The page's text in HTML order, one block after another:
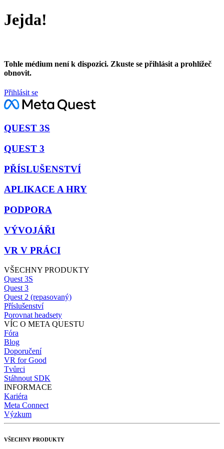
Jejda!
Tohle médium není k dispozici. Zkuste se přihlásit a prohlížeč
obnovit.
Přihlásit se
QUEST 3S
QUEST 3
PŘÍSLUŠENSTVÍ
APLIKACE A HRY
PODPORA
VÝVOJÁŘI
VR V PRÁCI
VŠECHNY PRODUKTY
Quest 3S
Quest 3
Quest 2 (repasovaný)
Příslušenství
Porovnat headsety
VÍC O META QUESTU
Fóra
Blog
Doporučení
VR for Good
Tvůrci
Stáhnout SDK
INFORMACE
Kariéra
Meta Connect
Výzkum
VŠECHNY PRODUKTY